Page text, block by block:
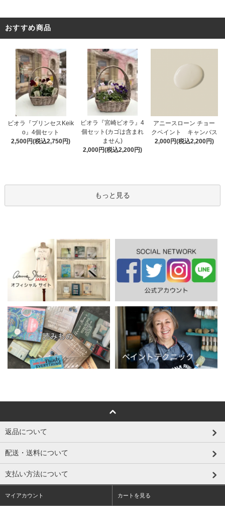
おすすめ商品
ビオラ『プリンセスKeik
o』4個セット
2,500円(税込2,750円)
ビオラ『宮崎ビオラ』4
個セット(カゴは含まれ
ません)
2,000円(税込2,200円)
アニースローン チョー
クペイント キャンバス
2,000円(税込2,200円)
もっと見る
返品について
配送・送料について
支払い方法について
マイアカウント カートを見る